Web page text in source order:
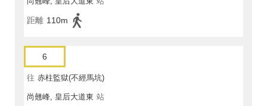
距離 110m
6
往 赤柱監獄(不經馬坑)
尚翹峰, 皇后大道東 站